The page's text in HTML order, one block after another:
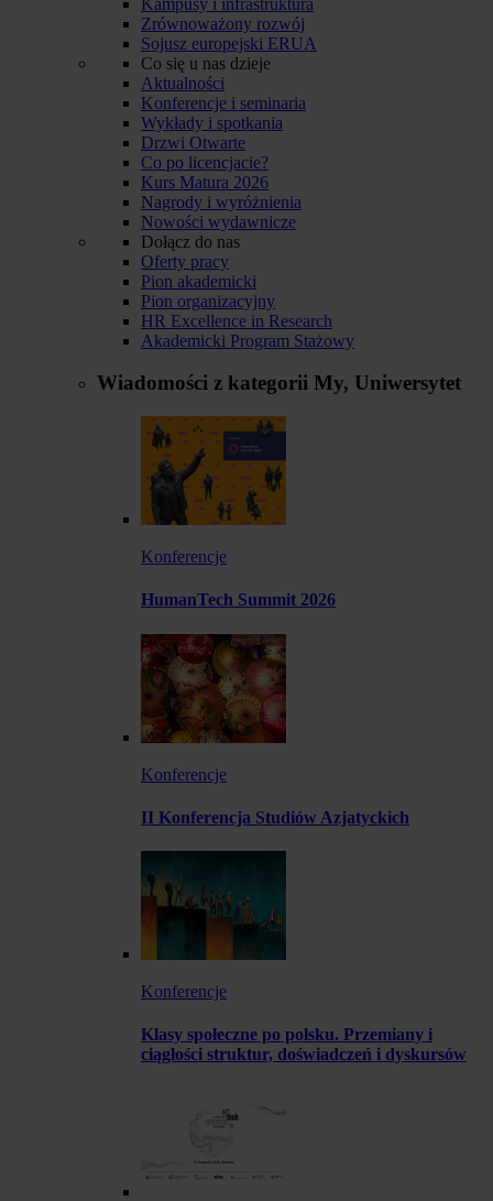
Zrównoważony rozwój
Sojusz europejski ERUA
Co się u nas dzieje
Aktualności
Konferencje i seminaria
Wykłady i spotkania
Drzwi Otwarte
Co po licencjacie?
Kurs Matura 2026
Nagrody i wyróżnienia
Nowości wydawnicze
Dołącz do nas
Oferty pracy
Pion akademicki
Pion organizacyjny
HR Excellence in Research
Akademicki Program Stażowy
Wiadomości z kategorii My, Uniwersytet
Konferencje
HumanTech Summit 2026
Konferencje
II Konferencja Studiów Azjatyckich
Konferencje
Klasy społeczne po polsku. Przemiany i
ciągłości struktur, doświadczeń i dyskursów